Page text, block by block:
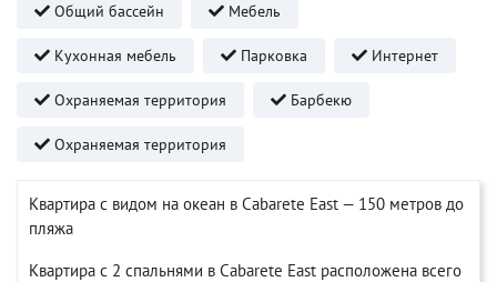
Общий бассейн Мебель
Кухонная мебель Парковка Интернет
Охраняемая территория Барбекю
Охраняемая территория
Квартира с видом на океан в Cabarete East — 150 метров до
пляжа
Квартира с 2 спальнями в Cabarete East расположена всего